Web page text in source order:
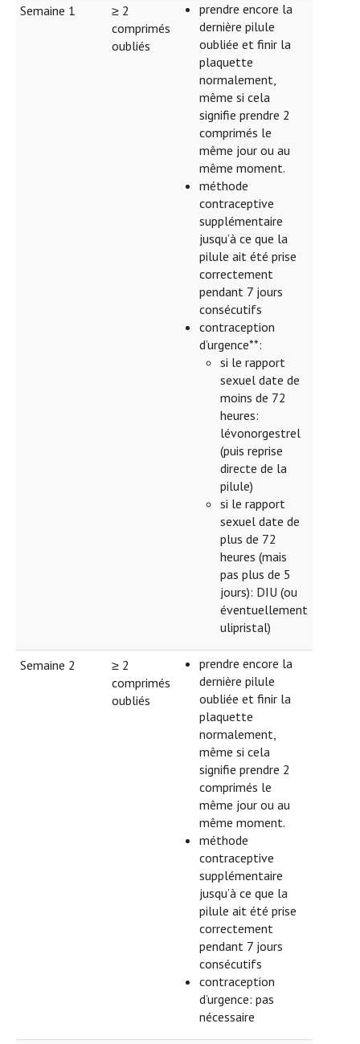
Semaine 1
≥ 2
comprimés
oubliés
prendre encore la
dernière pilule
oubliée et finir la
plaquette
normalement,
même si cela
signifie prendre 2
comprimés le
même jour ou au
même moment.
méthode
contraceptive
supplémentaire
jusqu’à ce que la
pilule ait été prise
correctement
pendant 7 jours
consécutifs
contraception
d’urgence**:
si le rapport
sexuel date de
moins de 72
heures:
lévonorgestrel
(puis reprise
directe de la
pilule)
si le rapport
sexuel date de
plus de 72
heures (mais
pas plus de 5
jours): DIU (ou
éventuellement
ulipristal)
Semaine 2
≥ 2
comprimés
oubliés
prendre encore la
dernière pilule
oubliée et finir la
plaquette
normalement,
même si cela
signifie prendre 2
comprimés le
même jour ou au
même moment.
méthode
contraceptive
supplémentaire
jusqu’à ce que la
pilule ait été prise
correctement
pendant 7 jours
consécutifs
contraception
d’urgence: pas
nécessaire